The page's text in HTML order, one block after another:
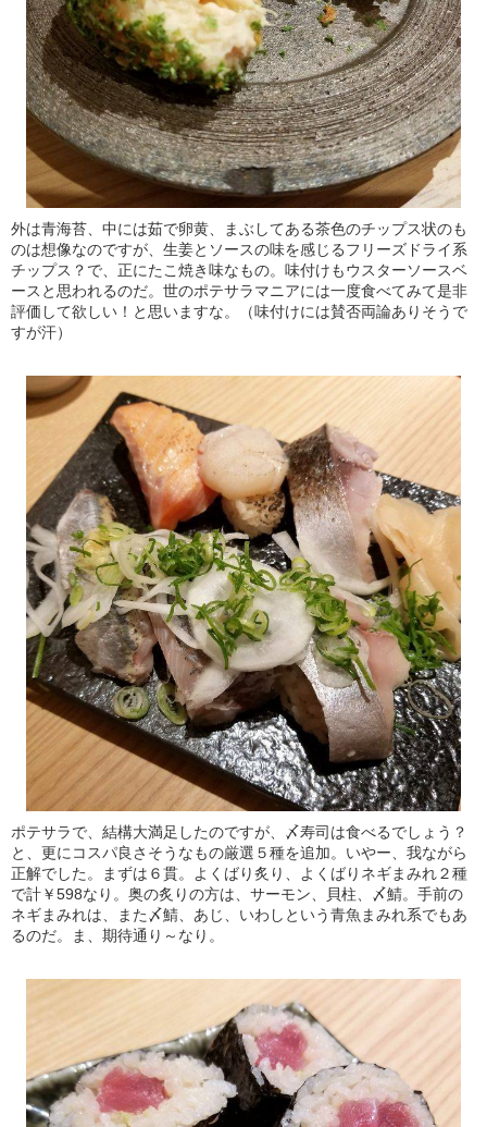
外は青海苔、中には茹で卵黄、まぶしてある茶色のチップス状のも
のは想像なのですが、生姜とソースの味を感じるフリーズドライ系
チップス？で、正にたこ焼き味なもの。味付けもウスターソースベ
ースと思われるのだ。世のポテサラマニアには一度食べてみて是非
評価して欲しい！と思いますな。（味付けには賛否両論ありそうで
すが汗）
ポテサラで、結構大満足したのですが、〆寿司は食べるでしょう？
と、更にコスパ良さそうなもの厳選５種を追加。いやー、我ながら
正解でした。まずは６貫。よくばり炙り、よくばりネギまみれ２種
で計￥598なり。奥の炙りの方は、サーモン、貝柱、〆鯖。手前の
ネギまみれは、また〆鯖、あじ、いわしという青魚まみれ系でもあ
るのだ。ま、期待通り～なり。